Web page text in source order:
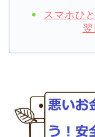
スマホひ